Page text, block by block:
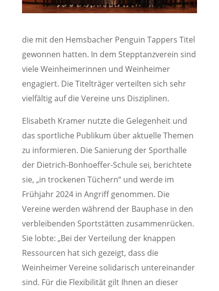
die mit den Hemsbacher Penguin Tappers Titel
gewonnen hatten. In dem Stepptanzverein sind
viele Weinheimerinnen und Weinheimer
engagiert. Die Titelträger verteilten sich sehr
vielfältig auf die Vereine uns Disziplinen.
Elisabeth Kramer nutzte die Gelegenheit und
das sportliche Publikum über aktuelle Themen
zu informieren. Die Sanierung der Sporthalle
der Dietrich-Bonhoeffer-Schule sei, berichtete
sie, „in trockenen Tüchern“ und werde im
Frühjahr 2024 in Angriff genommen. Die
Vereine werden während der Bauphase in den
verbleibenden Sportstätten zusammenrücken.
Sie lobte: „Bei der Verteilung der knappen
Ressourcen hat sich gezeigt, dass die
Weinheimer Vereine solidarisch untereinander
sind. Für die Flexibilität gilt Ihnen an dieser